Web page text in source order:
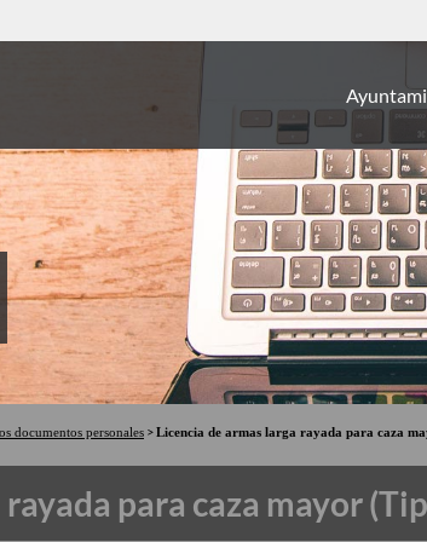
documentos personales Licencia de armas larga rayada para caza
para caza mayor